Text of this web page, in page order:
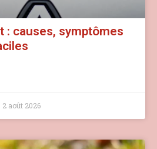
: causes, symptômes
2 août 2026